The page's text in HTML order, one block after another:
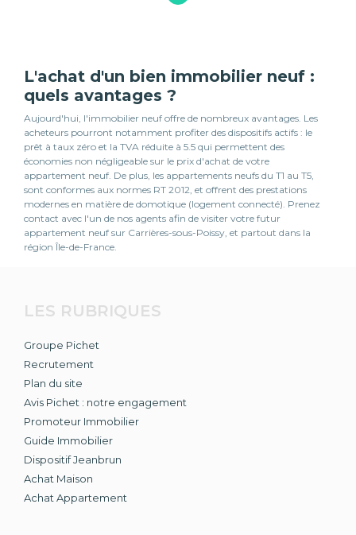
L'achat d'un bien immobilier neuf :
quels avantages ?
Aujourd'hui, l'immobilier neuf offre de nombreux avantages. Les
acheteurs pourront notamment profiter des dispositifs actifs : le
prêt à taux zéro et la TVA réduite à 5.5 qui permettent des
économies non négligeable sur le prix d'achat de votre
appartement neuf. De plus, les appartements neufs du T1 au T5,
sont conformes aux normes RT 2012, et offrent des prestations
modernes en matière de domotique (logement connecté). Prenez
contact avec l'un de nos agents afin de visiter votre futur
appartement neuf sur Carrières-sous-Poissy, et partout dans la
région Île-de-France.
LES RUBRIQUES
Groupe Pichet
Recrutement
Plan du site
Avis Pichet : notre engagement
Promoteur Immobilier
Guide Immobilier
Dispositif Jeanbrun
Achat Maison
Achat Appartement